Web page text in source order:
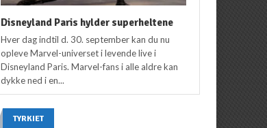
Disneyland Paris hylder superheltene
Hver dag indtil d. 30. september kan du nu
opleve Marvel-universet i levende live i
Disneyland Paris. Marvel-fans i alle aldre kan
dykke ned i en...
TYRKIET